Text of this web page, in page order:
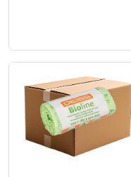
Product Link